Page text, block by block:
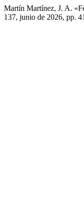
Martín Martínez, J. A.
137, junio de 2026, pp.